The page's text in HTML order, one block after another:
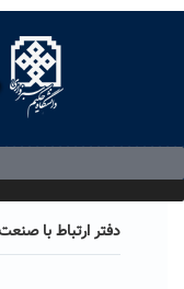
دفتر ارتباط با